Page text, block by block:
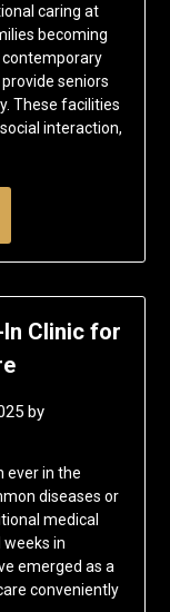
caring at
becoming
contemporary
seniors
These facilities
interaction,
Clinic for
by
ever in the
diseases or
medical
in
emerged as a
conveniently